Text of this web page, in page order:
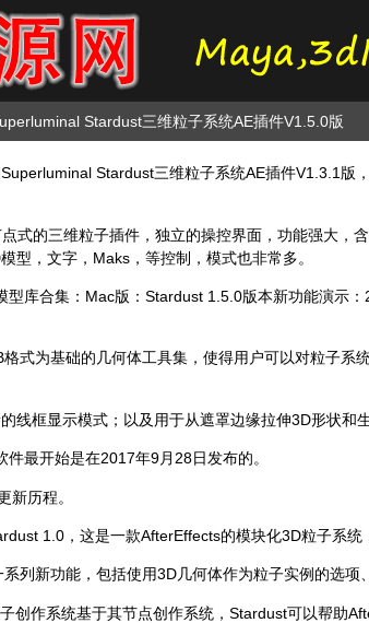
Stardust三维粒子系统AE插件V1.5.0版
Stardust三维粒子系统AE插件V1.3.1
式的三维粒子插件，独立的操控界面，功能强大，
型，文字，Maks，等控制，模式也非常多。
型库合集：Mac版：Stardust 1.5.0版本新功能演示
式为基础的几何体工具集，使得用户可以对粒子
线框显示模式；以及用于从遮罩边缘拉伸3D形状和
最开始是在2017年9月28日发布的。
新历程。
1.0，这是一款AfterEffects的模块化3D粒子系
列新功能，包括使用3D几何体作为粒子实例的选项
创作系统基于其节点创作系统，Stardust可以帮助